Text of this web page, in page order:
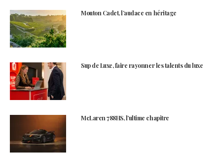
Mouton Cadet, l’audace en héritage
Sup de Luxe, faire rayonner les talents du luxe
McLaren 788HS, l’ultime chapitre